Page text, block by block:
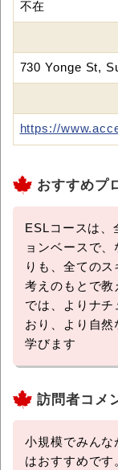
不在
730 Yonge St,
https://
おすすめプ
ESLコースは、
ョンベースで
りも、全ての
考えのもとで教
では、よりナ
おり、より自
学びます
訪問者コメ
小規模でみんな
はおすすめで